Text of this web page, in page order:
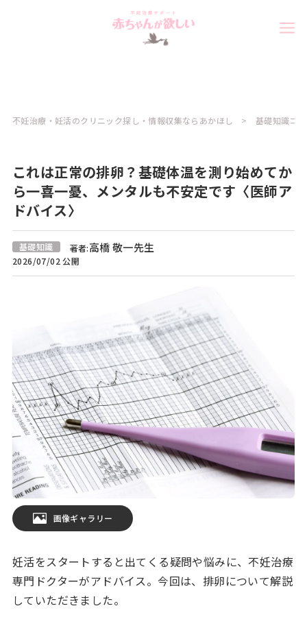
不妊治療・妊活のクリニック探し・情報収集ならあかほし 基礎知識コ
これは正常の排卵？基礎体温を測り始めてか
ら一喜一憂、メンタルも不安定です〈医師ア
ドバイス〉
基礎知識 著者:高橋 敬一先生
2026/07/02 公開
画像ギャラリー
妊活をスタートすると出てくる疑問や悩みに、不妊治療
専門ドクターがアドバイス。今回は、排卵について解説
していただきました。